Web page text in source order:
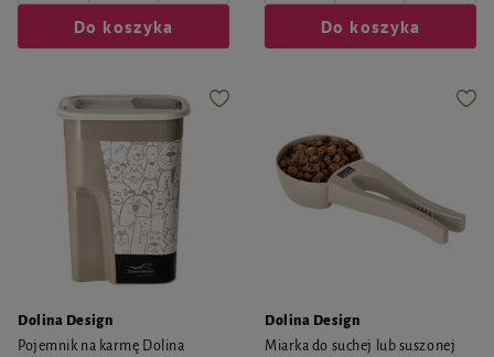
Do koszyka Do koszyka
Dolina Design
Pojemnik na karmę Dolina
Dolina Design
Miarka do suchej lub suszonej